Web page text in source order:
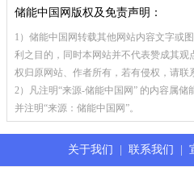
储能中国网版权及免责声明：
1）储能中国网转载其他网站内容文字或
利之目的，同时本网站并不代表赞成其
权归原网站、作者所有，若有侵权，请联
2）凡注明“来源-储能中国网” 的内容属
并注明“来源：储能中国网”。
关于我们 | 联系我们 |